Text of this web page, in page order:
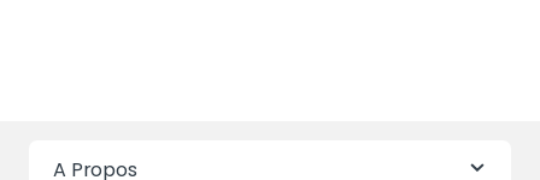
A Propos